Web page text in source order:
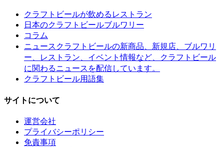
クラフトビールが飲めるレストラン
日本のクラフトビールブルワリー
コラム
ニュース クラフトビールの新商品、新規店、ブルワリ
ー、レストラン、イベント情報など、クラフトビール
に関わるニュースを配信しています。
クラフトビール用語集
サイトについて
運営会社
プライバシーポリシー
免責事項